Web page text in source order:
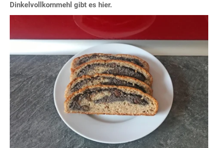
Dinkelvollkornmehl gibt es hier.